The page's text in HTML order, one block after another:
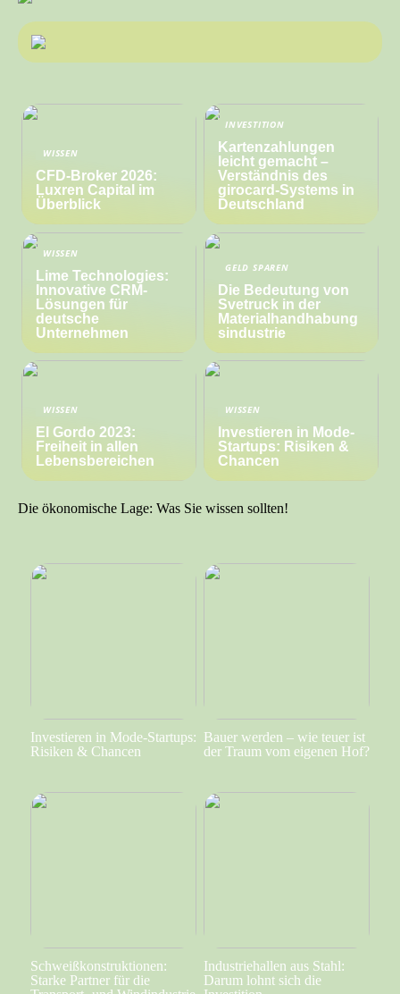
WISSEN
CFD-Broker 2026:
Luxren Capital im
Überblick
INVESTITION
Kartenzahlungen
leicht gemacht –
Verständnis des
girocard-Systems in
Deutschland
WISSEN
Lime Technologies:
Innovative CRM-
Lösungen für
deutsche
Unternehmen
GELD SPAREN
Die Bedeutung von
Svetruck in der
Materialhandhabung
sindustrie
WISSEN
El Gordo 2023:
Freiheit in allen
Lebensbereichen
WISSEN
Investieren in Mode-
Startups: Risiken &
Chancen
Die ökonomische Lage: Was Sie wissen sollten!
Investieren in Mode-Startups:
Risiken & Chancen
Bauer werden – wie teuer ist
der Traum vom eigenen Hof?
Schweißkonstruktionen:
Starke Partner für die
Industriehallen aus Stahl:
Darum lohnt sich die